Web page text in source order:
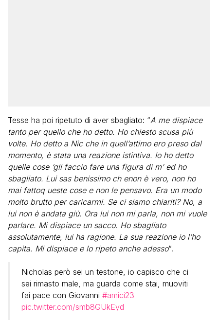
Tesse ha poi ripetuto di aver sbagliato: “A me dispiace
tanto per quello che ho detto. Ho chiesto scusa più
volte. Ho detto a Nic che in quell’attimo ero preso dal
momento, è stata una reazione istintiva. Io ho detto
quelle cose ‘gli faccio fare una figura di m’ ed ho
sbagliato. Lui sas benissimo ch enon è vero, non ho
mai fattoq ueste cose e non le pensavo. Era un modo
molto brutto per caricarmi. Se ci siamo chiariti? No, a
lui non è andata giù. Ora lui non mi parla, non mi vuole
parlare. Mi dispiace un sacco. Ho sbagliato
assolutamente, lui ha ragione. La sua reazione io l’ho
capita. Mi dispiace e lo ripeto anche adesso“.
Nicholas però sei un testone, io capisco che ci
sei rimasto male, ma guarda come stai, muoviti
fai pace con Giovanni #amici23
pic.twitter.com/smb8GUkEyd